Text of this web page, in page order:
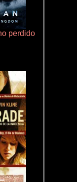
perdido